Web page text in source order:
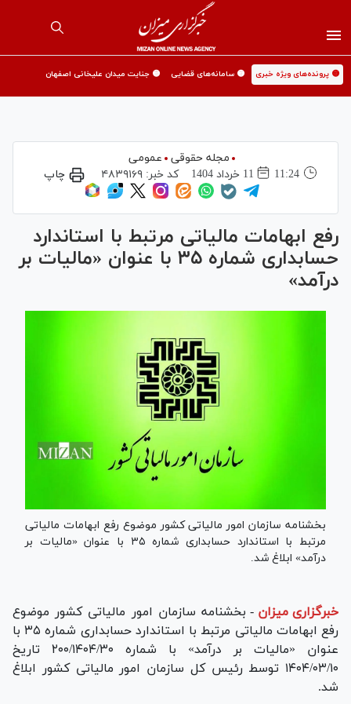
🟡 پرونده‌های ویژه خبری 🟡 سامانه‌های قضایی 🟡 جنایت میدان علیخانی اصفهان
مجله حقوقی
عمومی
11:24
11 خرداد 1404 کد خبر: ۴۸۳۹۱۶۹ چاپ
رفع ابهامات مالیاتی مرتبط با استاندارد
حسابداری شماره ۳۵ با عنوان «مالیات بر
درآمد»
بخشنامه سازمان امور مالیاتی کشور موضوع رفع ابهامات مالیاتی
مرتبط با استاندارد حسابداری شماره ۳۵ با عنوان «مالیات بر
درآمد» ابلاغ شد.
خبرگزاری میزان - بخشنامه سازمان امور مالیاتی کشور موضوع
رفع ابهامات مالیاتی مرتبط با استاندارد حسابداری شماره ۳۵ با
عنوان «مالیات بر درآمد» با شماره ۲۰۰/۱۴۰۴/۳۰ تاریخ
۱۴۰۴/۰۳/۱۰ توسط رئیس کل سازمان امور مالیاتی کشور ابلاغ
شد.